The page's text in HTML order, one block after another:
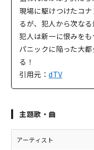
現場に駆けつけたコ
るが、犯人から次な
犯人は新一に恨みをも
パニックに陥った大
る！
引用元：dTV
主題歌・曲
アーティスト